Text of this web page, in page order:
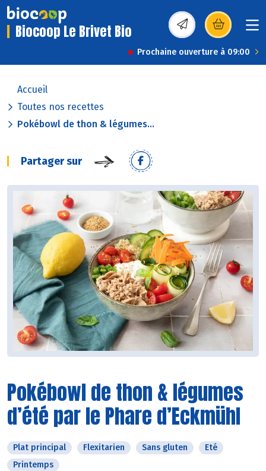
Biocoop Le Brivet Bio (s’ouvre dans une
Prochaine ouverture à 09:00
Accueil
Toutes nos recettes
Pokébowl de thon & légumes...
Partager sur
Pokébowl de thon & légumes
d’été par le Phare d’Eckmühl
Plat principal Flexitarien Sans gluten
Eté
Printemps